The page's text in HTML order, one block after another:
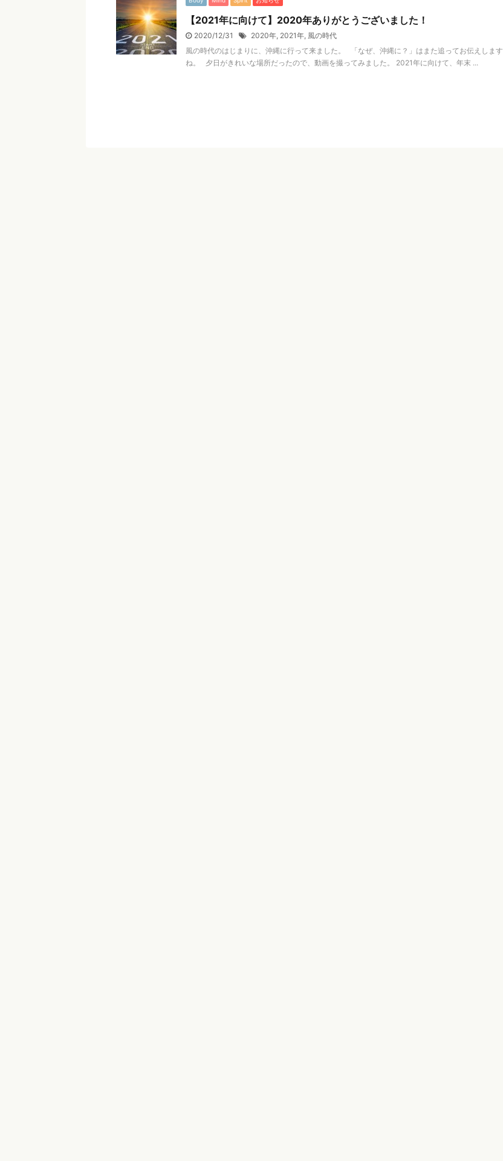
【2021年に向けて】2020年ありがとうございました！
2020/12/31 2020年, 2021年, 風の時代
風の時代のはじまりに、沖縄に行って来ました。 「なぜ、沖縄に？」はまた追ってお伝えします
ね。 夕日がきれいな場所だったので、動画を撮ってみました。 2021年に向けて、年末 ...